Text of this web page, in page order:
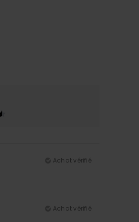
Achat vérifié
Achat vérifié